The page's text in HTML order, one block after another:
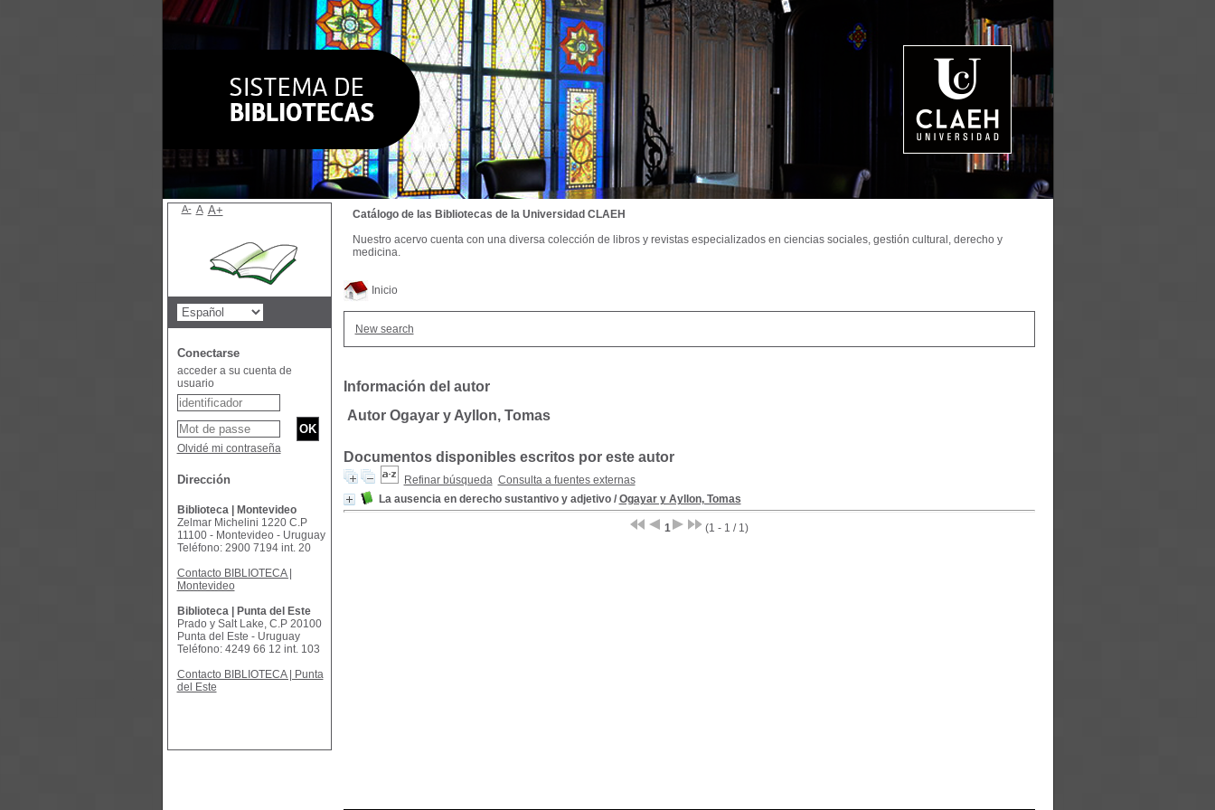
Inicio
New search
Información del autor
Autor Ogayar y Ayllon, Tomas
Documentos disponibles escritos por este autor
Refinar búsqueda Consulta a fuentes externas
La ausencia en derecho sustantivo y adjetivo/ Ogayar y Ayllon, Tomas
1 (1 - 1 / 1)
Catálogo de las Bibliotecas de la Universidad CLAEH
Nuestro acervo cuenta con una diversa colección de libros y revistas especializados en ciencias sociales, gestión cultural, derecho y
medicina.
A- A A+
Conectarse
acceder a su cuenta de
usuario
Olvidé mi contraseña
Dirección
Biblioteca | Montevideo
Zelmar Michelini 1220 C.P
11100 - Montevideo - Uruguay
Teléfono: 2900 7194 int. 20
Contacto BIBLIOTECA |
Montevideo
Biblioteca | Punta del Este
Prado y Salt Lake, C.P 20100
Punta del Este - Uruguay
Teléfono: 4249 66 12 int. 103
Contacto BIBLIOTECA | Punta
del Este